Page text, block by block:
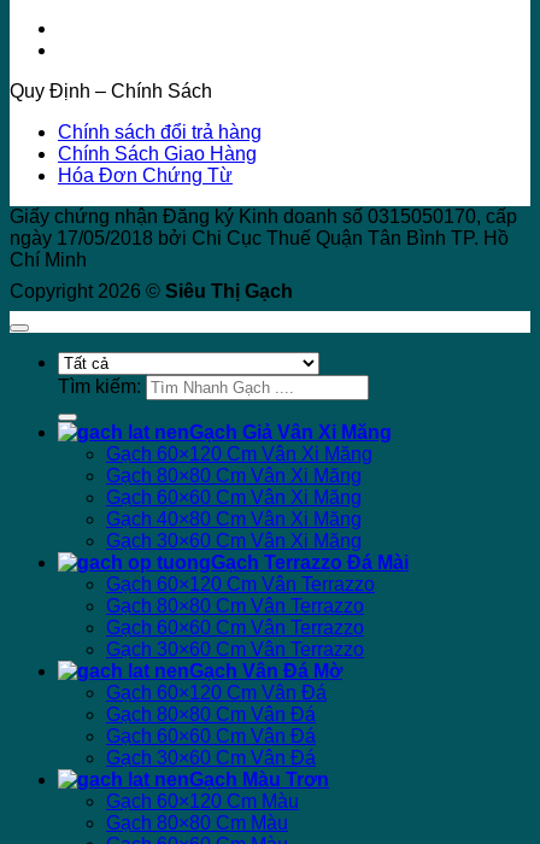
Quy Định – Chính Sách
Chính sách đổi trả hàng
Chính Sách Giao Hàng
Hóa Đơn Chứng Từ
Giấy chứng nhận Đăng ký Kinh doanh số 0315050170, cấp
ngày 17/05/2018 bởi Chi Cục Thuế Quận Tân Bình TP. Hồ
Chí Minh
Copyright 2026 © Siêu Thị Gạch
Tìm kiếm:
Gạch Giả Vân Xi Măng
Gạch 60×120 Cm Vân Xi Măng
Gạch 80×80 Cm Vân Xi Măng
Gạch 60×60 Cm Vân Xi Măng
Gạch 40×80 Cm Vân Xi Măng
Gạch 30×60 Cm Vân Xi Măng
Gạch Terrazzo Đá Mài
Gạch 60×120 Cm Vân Terrazzo
Gạch 80×80 Cm Vân Terrazzo
Gạch 60×60 Cm Vân Terrazzo
Gạch 30×60 Cm Vân Terrazzo
Gạch Vân Đá Mờ
Gạch 60×120 Cm Vân Đá
Gạch 80×80 Cm Vân Đá
Gạch 60×60 Cm Vân Đá
Gạch 30×60 Cm Vân Đá
Gạch Màu Trơn
Gạch 60×120 Cm Màu
Gạch 80×80 Cm Màu